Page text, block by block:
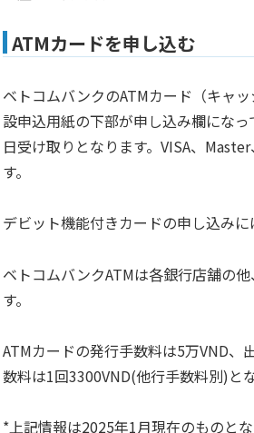
ATMカードを申し込む
ベトコムバンクのATMカード（キャ
設申込用紙の下部が申し込み欄にな
日受け取りとなります。VISA、
す。
デビット機能付きカードの申し込みに
ベトコムバンクATMは各銀行店舗の
す。
ATMカードの発行手数料は5万VND、
数料は1回3300VND(他行手数料別)と
*上記情報は2025年1月現在のものとな